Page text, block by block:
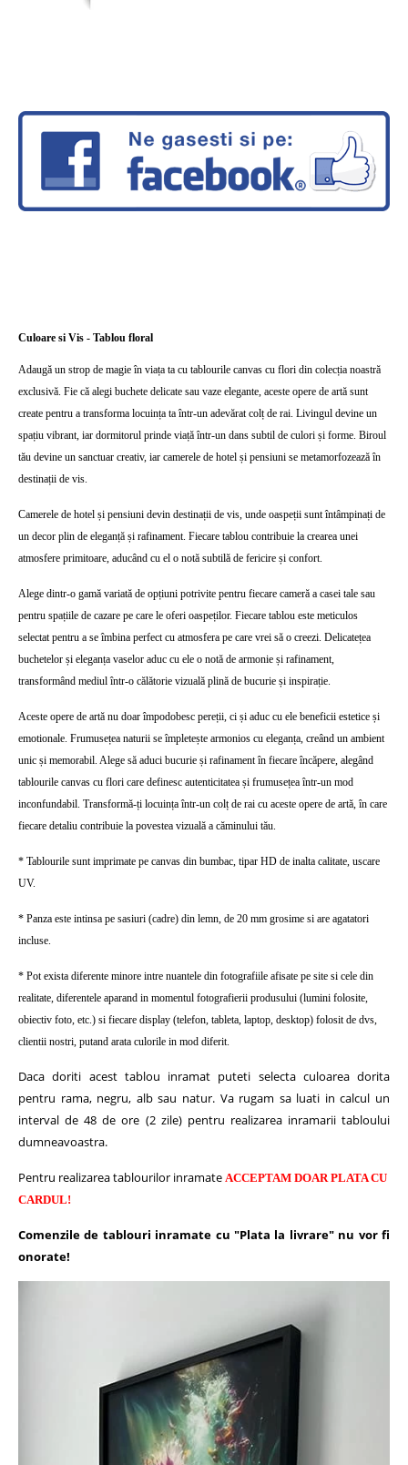
Culoare si Vis - Tablou floral
Adaugă un strop de magie în viața ta cu tablourile canvas cu flori din colecția noastră
exclusivă. Fie că alegi buchete delicate sau vaze elegante, aceste opere de artă sunt
create pentru a transforma locuința ta într-un adevărat colț de rai. Livingul devine un
spațiu vibrant, iar dormitorul prinde viață într-un dans subtil de culori și forme. Biroul
tău devine un sanctuar creativ, iar camerele de hotel și pensiuni se metamorfozează în
destinații de vis.
Camerele de hotel și pensiuni devin destinații de vis, unde oaspeții sunt întâmpinați de
un decor plin de eleganță și rafinament. Fiecare tablou contribuie la crearea unei
atmosfere primitoare, aducând cu el o notă subtilă de fericire și confort.
Alege dintr-o gamă variată de opțiuni potrivite pentru fiecare cameră a casei tale sau
pentru spațiile de cazare pe care le oferi oaspeților. Fiecare tablou este meticulos
selectat pentru a se îmbina perfect cu atmosfera pe care vrei să o creezi. Delicatețea
buchetelor și eleganța vaselor aduc cu ele o notă de armonie și rafinament,
transformând mediul într-o călătorie vizuală plină de bucurie și inspirație.
Aceste opere de artă nu doar împodobesc pereții, ci și aduc cu ele beneficii estetice și
emotionale. Frumusețea naturii se împletește armonios cu eleganța, creând un ambient
unic și memorabil. Alege să aduci bucurie și rafinament în fiecare încăpere, alegând
tablourile canvas cu flori care definesc autenticitatea și frumusețea într-un mod
inconfundabil. Transformă-ți locuința într-un colț de rai cu aceste opere de artă, în care
fiecare detaliu contribuie la povestea vizuală a căminului tău.
* Tablourile sunt imprimate pe canvas din bumbac, tipar HD de inalta calitate, uscare
UV.
* Panza este intinsa pe sasiuri (cadre) din lemn, de 20 mm grosime si are agatatori
incluse.
* Pot exista diferente minore intre nuantele din fotografiile afisate pe site si cele din
realitate, diferentele aparand in momentul fotografierii produsului (lumini folosite,
obiectiv foto, etc.) si fiecare display (telefon, tableta, laptop, desktop) folosit de dvs,
clientii nostri, putand arata culorile in mod diferit.
Daca doriti acest tablou inramat puteti selecta culoarea dorita
pentru rama, negru, alb sau natur. Va rugam sa luati in calcul un
interval de 48 de ore (2 zile) pentru realizarea inramarii tabloului
dumneavoastra.
Pentru realizarea tablourilor inramate ACCEPTAM DOAR PLATA CU
CARDUL!
Comenzile de tablouri inramate cu "Plata la livrare" nu vor fi
onorate!